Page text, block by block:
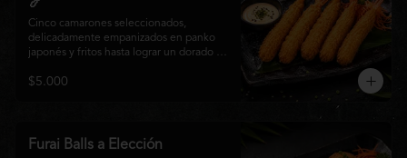
🍤
Cinco camarones seleccionados,
delicadamente empanizados en panko
japonés y fritos hasta lograr un dorado
por dentro, acompañados de nuestra
nikkei.
$5.000
Furai Balls a Elección